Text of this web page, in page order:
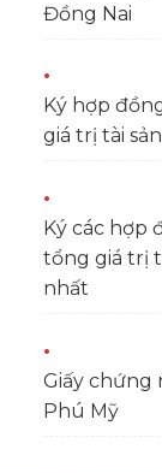
Đồng Nai
Ký hợp
giá trị tài
Ký các hợp
tổng giá trị
nhất
Giấy chứng
Phú Mỹ